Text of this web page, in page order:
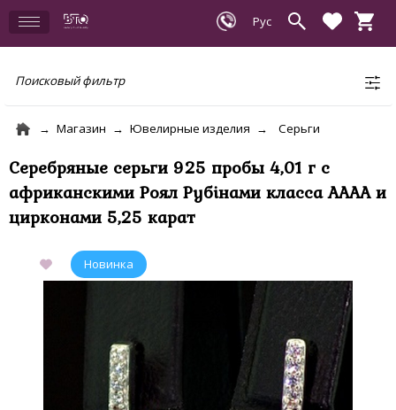
Поисковый фильтр
Магазин Ювелирные изделия Серьги
Серебряные серьги 925 пробы 4,01 г с
африканскими Роял Рубінами класса АААА и
цирконами 5,25 карат